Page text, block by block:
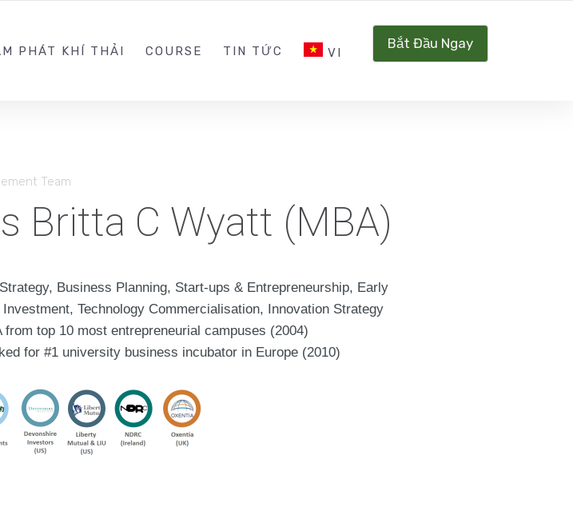
PHÁT KHÍ THẢI COURSE TIN TỨC VI
Bắt Đầu Ngay
Team
Britta C Wyatt (MBA)
Business Planning, Start-ups & Entrepreneurship, Early
Investment, Technology Commercialisation, Innovation Strategy
from top 10 most entrepreneurial campuses (2004)
for #1 university business incubator in Europe (2010)